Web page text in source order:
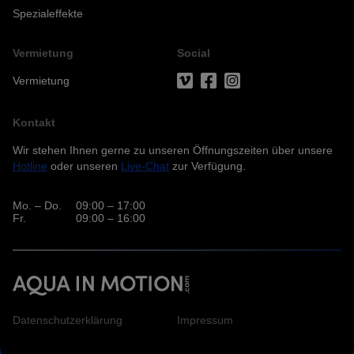
Spezialeffekte
Vermietung
Vermietung
Social
Kontakt
Wir stehen Ihnen gerne zu unseren Öffnungszeiten über unsere
Hotline oder unseren Live-Chat zur Verfügung.
Mo. – Do.
09:00 – 17:00
Fr.
09:00 – 16:00
Datenschutzerklärung Impressum